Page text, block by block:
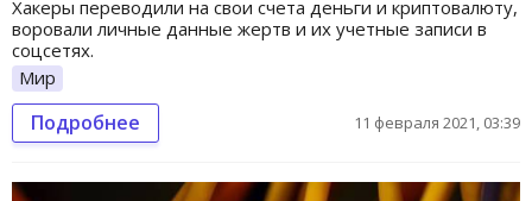
Хакеры переводили на свои счета деньги и криптовалюту,
воровали личные данные жертв и их учетные записи в
соцсетях.
Мир
Подробнее 11 февраля 2021, 03:39